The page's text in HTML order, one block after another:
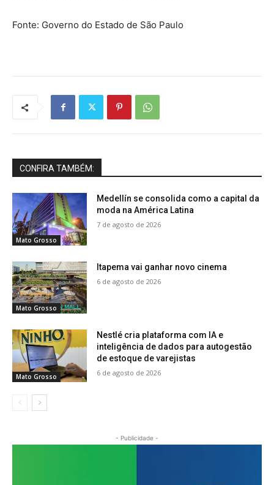
Fonte: Governo do Estado de São Paulo
CONFIRA TAMBÉM:
Mato Grosso
Medellín se consolida como a capital da
moda na América Latina
7 de agosto de 2026
Mato Grosso
Itapema vai ganhar novo cinema
6 de agosto de 2026
Mato Grosso
Nestlé cria plataforma com IA e
inteligência de dados para autogestão
de estoque de varejistas
6 de agosto de 2026
- Publicidade -